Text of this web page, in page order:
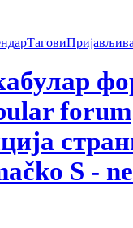
Тагови
forum
S -